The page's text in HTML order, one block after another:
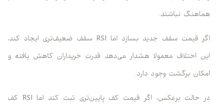
هماهنگ نباشند.
اگر قیمت سقف جدید بسازد اما RSI سقف ضعیف‌تری ایجاد کند،
این اختلاف معمولا هشدار می‌دهد قدرت خریداران کاهش یافته و
امکان برگشت وجود دارد.
در حالت برعکس، اگر قیمت کف پایین‌تری ثبت کند اما RSI کف